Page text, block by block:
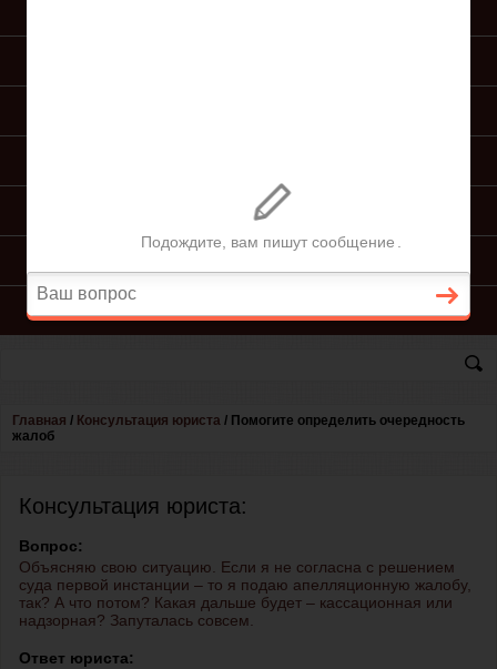
ПОДАЧА ИСКА
КОНСУЛЬТАЦИЯ ЮРИСТА
Главная / Консультация юриста / Помогите определить очередность
жалоб
Консультация юриста:
Вопрос:
Объясняю свою ситуацию. Если я не согласна с решением
суда первой инстанции – то я подаю апелляционную жалобу,
так? А что потом? Какая дальше будет – кассационная или
надзорная? Запуталась совсем.
Ответ юриста: